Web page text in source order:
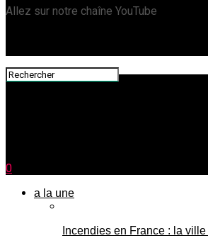
Allez sur notre chaîne YouTube
0
a la une
Incendies en France : la